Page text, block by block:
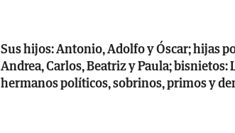
Sus hijos: Antonio, Adolfo y Óscar; hijas
Andrea, Carlos, Beatriz y Paula; bisnietos:
hermanos políticos, sobrinos, primos y